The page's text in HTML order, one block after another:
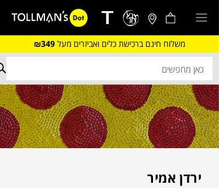
משלוח חינם ברכישת כלים ואביזרים מעל ₪349
ירדן אמיר